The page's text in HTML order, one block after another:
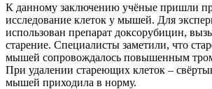
К данному заключению учёные пришли
исследование клеток у мышей. Для
использован препарат доксорубицин,
старение. Специалисты заметили, что
мышей сопровождалось повышенным
При удалении стареющих клеток –
мышей приходила в норму.